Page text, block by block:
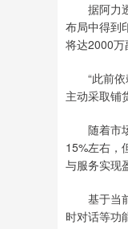
据阿力透
布局中得到
将达2000万
“此前依
主动采取铺
随着市场
15%左右，
与服务实现
基于当前
时对话等功